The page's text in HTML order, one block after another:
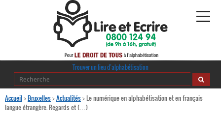
Alphabétisation
Trouver un lieu d’alphabétisation
Accueil>Bruxelles>Actualités>Le numérique en alphabétisation et en français
langue étrangère. Regards et (…)